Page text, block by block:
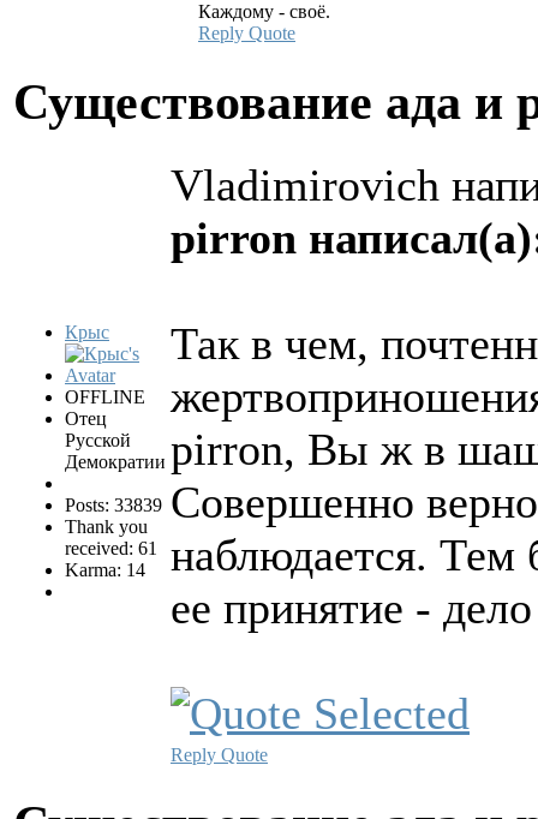
Каждому - своё.
Reply Quote
Существование ада и
Крыс
OFFLINE
Отец
Русской
Демократии
Posts: 33839
Thank you
received: 61
Karma: 14
Vladimirovich
pirron
Так в чем,
pirron, Вы ж в
Совершенно
наблюдается. Тем
ее принятие -
Reply Quote